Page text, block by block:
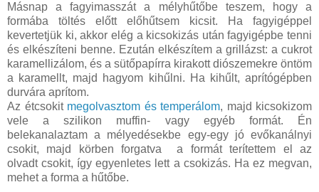
Másnap a fagyimasszát a mélyhűtőbe teszem, hogy a
formába töltés előtt előhűtsem kicsit. Ha fagyigéppel
kevertetjük ki, akkor elég a kicsokizás után fagyigépbe tenni
és elkészíteni benne. Ezután elkészítem a grillázst: a cukrot
karamellizálom, és a sütőpapírra kirakott diószemekre öntöm
a karamellt, majd hagyom kihűlni. Ha kihűlt, aprítógépben
durvára aprítom.
Az étcsokit megolvasztom és temperálom, majd kicsokizom
vele a szilikon muffin- vagy egyéb formát. Én
belekanalaztam a mélyedésekbe egy-egy jó evőkanálnyi
csokit, majd körben forgatva a formát terítettem el az
olvadt csokit, így egyenletes lett a csokizás. Ha ez megvan,
mehet a forma a hűtőbe.